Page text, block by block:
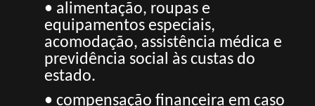
• alimentação, roupas e
equipamentos especiais,
acomodação, assistência médica e
previdência social às custas do
estado.
• compensação financeira em caso